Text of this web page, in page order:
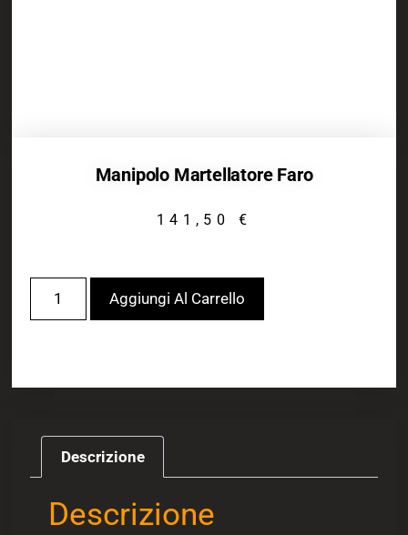
Manipolo Martellatore Faro
141,50 €
Aggiungi Al Carrello
Descrizione
Descrizione